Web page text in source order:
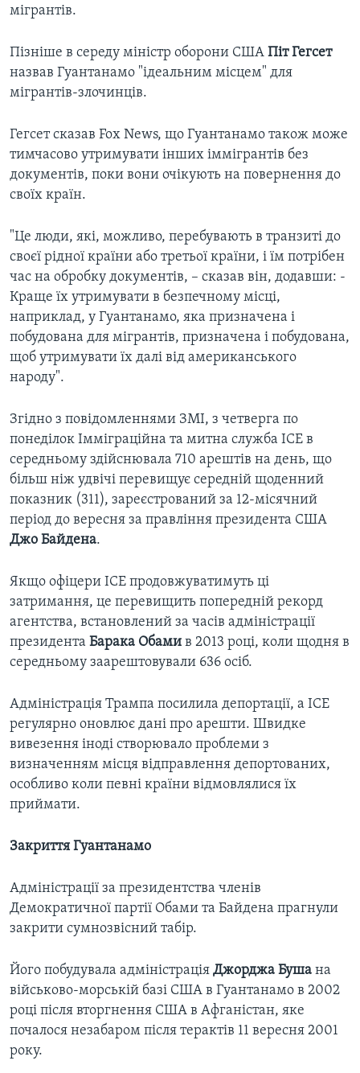
мігрантів.
Пізніше в середу міністр оборони США Піт Гегсет
назвав Гуантанамо "ідеальним місцем" для
мігрантів-злочинців.
Гегсет сказав Fox News, що Гуантанамо також може
тимчасово утримувати інших іммігрантів без
документів, поки вони очікують на повернення до
своїх країн.
"Це люди, які, можливо, перебувають в транзиті до
своєї рідної країни або третьої країни, і їм потрібен
час на обробку документів, – сказав він, додавши: -
Краще їх утримувати в безпечному місці,
наприклад, у Гуантанамо, яка призначена і
побудована для мігрантів, призначена і побудована,
щоб утримувати їх далі від американського
народу".
Згідно з повідомленнями ЗМІ, з четверга по
понеділок Імміграційна та митна служба ІСЕ в
середньому здійснювала 710 арештів на день, що
більш ніж удвічі перевищує середній щоденний
показник (311), зареєстрований за 12-місячний
період до вересня за правління президента США
Джо Байдена.
Якщо офіцери ICE продовжуватимуть ці
затримання, це перевищить попередній рекорд
агентства, встановлений за часів адміністрації
президента Барака Обами в 2013 році, коли щодня в
середньому заарештовували 636 осіб.
Адміністрація Трампа посилила депортації, а ICE
регулярно оновлює дані про арешти. Швидке
вивезення іноді створювало проблеми з
визначенням місця відправлення депортованих,
особливо коли певні країни відмовлялися їх
приймати.
Закриття Гуантанамо
Адміністрації за президентства членів
Демократичної партії Обами та Байдена прагнули
закрити сумнозвісний табір.
Його побудувала адміністрація Джорджа Буша на
військово-морській базі США в Гуантанамо в 2002
році після вторгнення США в Афганістан, яке
почалося незабаром після терактів 11 вересня 2001
року.